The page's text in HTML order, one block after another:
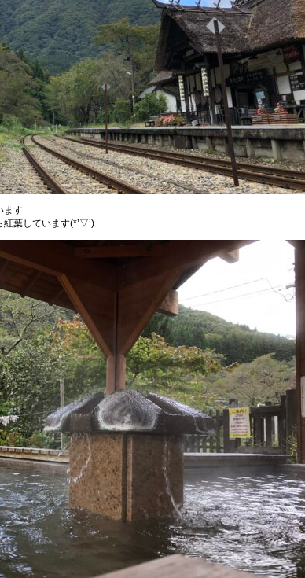
ます
葉しています(*’▽’)